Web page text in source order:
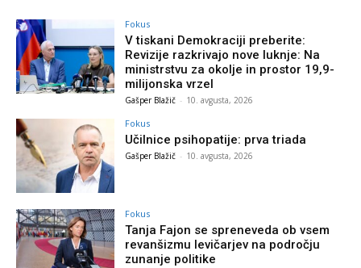
Fokus
V tiskani Demokraciji preberite:
Revizije razkrivajo nove luknje: Na
ministrstvu za okolje in prostor 19,9-
milijonska vrzel
Gašper Blažič - 10. avgusta, 2026
Fokus
Učilnice psihopatije: prva triada
Gašper Blažič - 10. avgusta, 2026
Fokus
Tanja Fajon se spreneveda ob vsem
revanšizmu levičarjev na področju
zunanje politike